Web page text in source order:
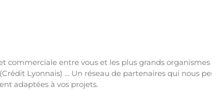
commerciale entre vous et les plus grands
Lyonnais) … Un réseau de partenaires qui nous
adaptées à vos projets.